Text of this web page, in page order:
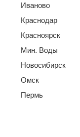
Иваново
Краснодар
Красноярск
Мин. Воды
Новосибирск
Омск
Пермь